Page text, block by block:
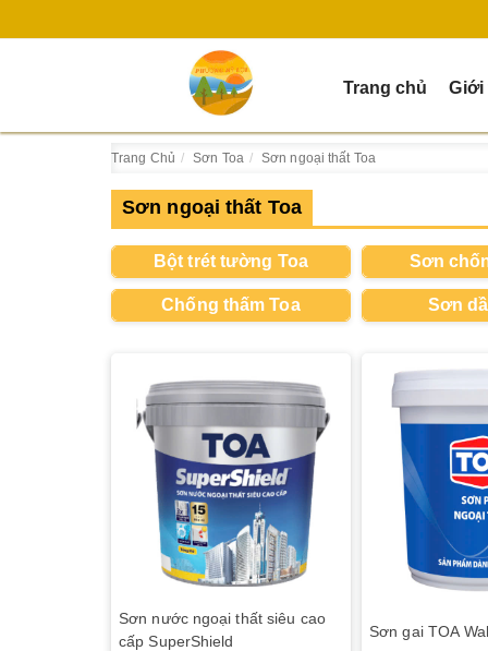
Trang chủ Giới
Trang Chủ Sơn Toa Sơn ngoại thất Toa
Sơn ngoại thất Toa
Bột trét tường Toa
Chống thấm Toa
Sơn
Sơn
Sơn nước ngoại thất siêu cao
cấp SuperShield
Sơn gai TOA